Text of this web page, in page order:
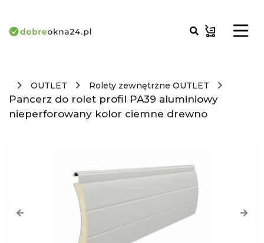
OUTLET Rolety zewnętrzne OUTLET
Pancerz do rolet profil PA39 aluminiowy
nieperforowany kolor ciemne drewno